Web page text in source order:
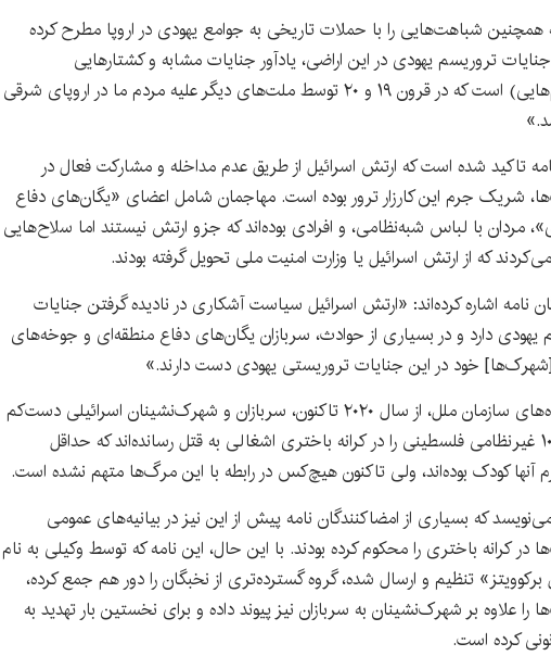
همچنین شباهت‌هایی را با حملات تاریخی به جوامع یهودی در اروپا مطرح کرده
تروریسم یهودی در این اراضی، یادآور جنایات مشابه و کشتارهایی
(پوگروم‌هایی) است که در قرون ۱۹ و ۲۰ توسط ملت‌های دیگر علیه مردم ما در اروپای شرقی
تاکید شده است که ارتش اسرائیل از طریق عدم مداخله و مشارکت فعال در
شریک جرم این کارزار ترور بوده است. مهاجمان شامل اعضای «یگان‌های دفاع
مردان با لباس شبه‌نظامی، و افرادی بوده‌اند که جزو ارتش نیستند اما سلاح‌هایی
که از ارتش اسرائیل یا وزارت امنیت ملی تحویل گرفته بودند.
نامه اشاره کرده‌اند: «ارتش اسرائیل سیاست آشکاری در نادیده گرفتن جنایات
یهودی دارد و در بسیاری از حوادث، سربازان یگان‌های دفاع منطقه‌ای و جوخه‌های
خود در این جنایات تروریستی یهودی دست دارند.»
طبق داده‌های سازمان ملل، از سال ۲۰۲۰ تاکنون، سربازان و شهرک‌نشینان اسرائیلی دست‌کم
هزار و ۱۰۰ غیرنظامی فلسطینی را در کرانه باختری اشغالی به قتل رسانده‌اند که حداقل
آنها کودک بوده‌اند، ولی تاکنون هیچ‌کس در رابطه با این مرگ‌ها متهم نشده است.
که بسیاری از امضاکنندگان نامه پیش از این نیز در بیانیه‌های عمومی
در کرانه باختری را محکوم کرده بودند. با این حال، این نامه که توسط وکیلی به نام
تنظیم و ارسال شده، گروه گسترده‌تری از نخبگان را دور هم جمع کرده،
را علاوه بر شهرک‌نشینان به سربازان نیز پیوند داده و برای نخستین بار تهدید به
کرده است.